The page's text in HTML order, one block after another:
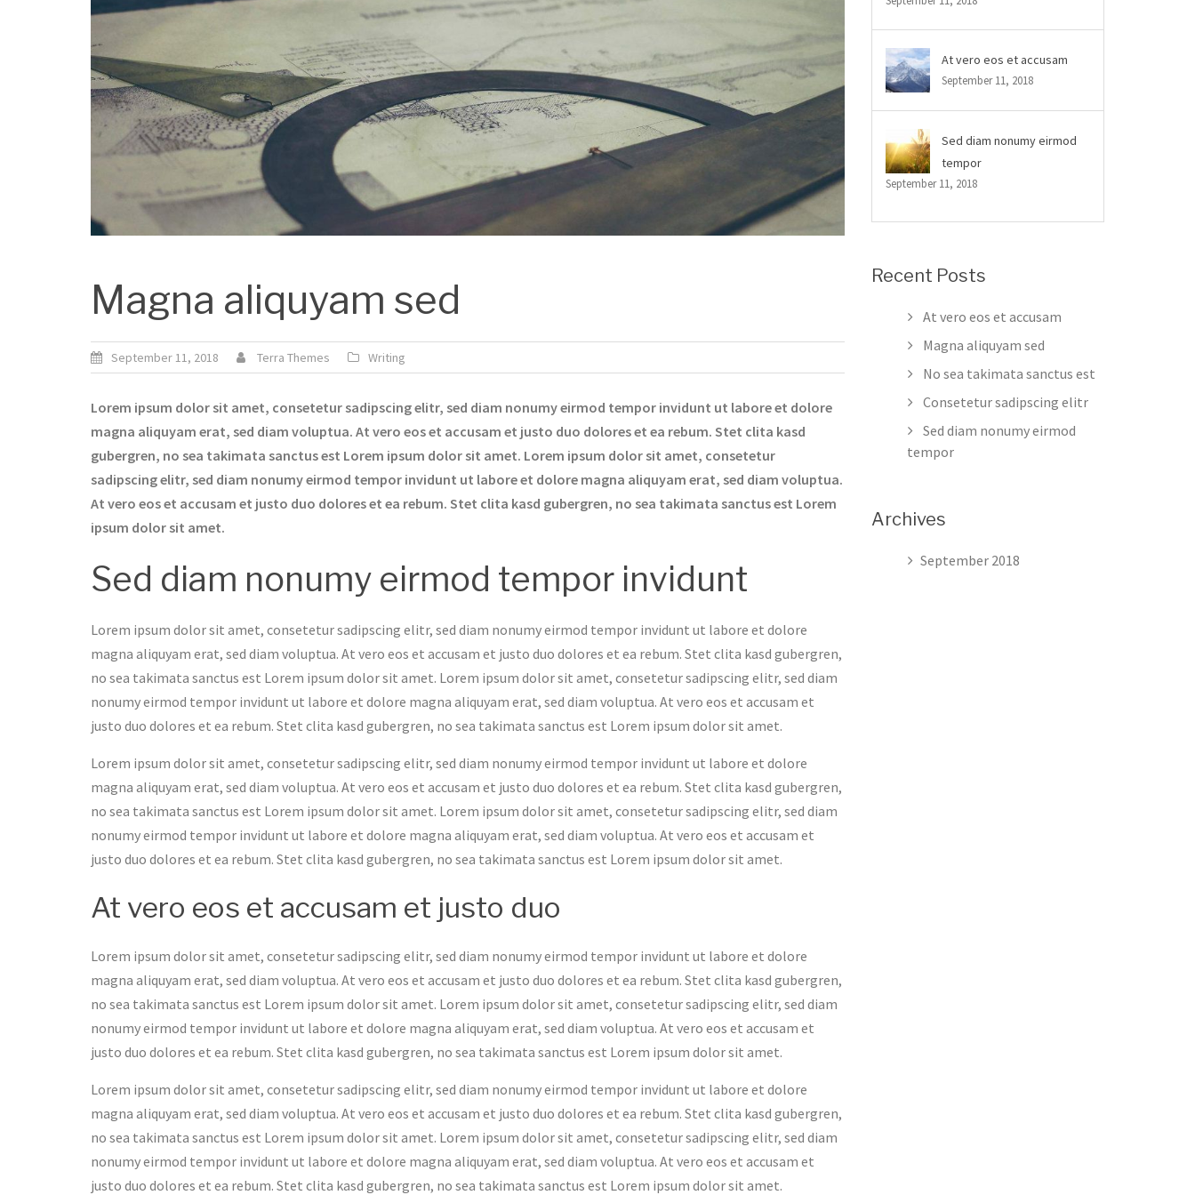
Magna aliquyam sed
September 11, 2018 Terra Themes Writing
Lorem ipsum dolor sit amet, consetetur sadipscing elitr, sed diam nonumy eirmod tempor invidunt ut labore et dolore
magna aliquyam erat, sed diam voluptua. At vero eos et accusam et justo duo dolores et ea rebum. Stet clita kasd
gubergren, no sea takimata sanctus est Lorem ipsum dolor sit amet. Lorem ipsum dolor sit amet, consetetur
sadipscing elitr, sed diam nonumy eirmod tempor invidunt ut labore et dolore magna aliquyam erat, sed diam voluptua.
At vero eos et accusam et justo duo dolores et ea rebum. Stet clita kasd gubergren, no sea takimata sanctus est Lorem
ipsum dolor sit amet.
Sed diam nonumy eirmod tempor invidunt
Lorem ipsum dolor sit amet, consetetur sadipscing elitr, sed diam nonumy eirmod tempor invidunt ut labore et dolore
magna aliquyam erat, sed diam voluptua. At vero eos et accusam et justo duo dolores et ea rebum. Stet clita kasd gubergren,
no sea takimata sanctus est Lorem ipsum dolor sit amet. Lorem ipsum dolor sit amet, consetetur sadipscing elitr, sed diam
nonumy eirmod tempor invidunt ut labore et dolore magna aliquyam erat, sed diam voluptua. At vero eos et accusam et
justo duo dolores et ea rebum. Stet clita kasd gubergren, no sea takimata sanctus est Lorem ipsum dolor sit amet.
Lorem ipsum dolor sit amet, consetetur sadipscing elitr, sed diam nonumy eirmod tempor invidunt ut labore et dolore
magna aliquyam erat, sed diam voluptua. At vero eos et accusam et justo duo dolores et ea rebum. Stet clita kasd gubergren,
no sea takimata sanctus est Lorem ipsum dolor sit amet. Lorem ipsum dolor sit amet, consetetur sadipscing elitr, sed diam
nonumy eirmod tempor invidunt ut labore et dolore magna aliquyam erat, sed diam voluptua. At vero eos et accusam et
justo duo dolores et ea rebum. Stet clita kasd gubergren, no sea takimata sanctus est Lorem ipsum dolor sit amet.
At vero eos et accusam et justo duo
Lorem ipsum dolor sit amet, consetetur sadipscing elitr, sed diam nonumy eirmod tempor invidunt ut labore et dolore
magna aliquyam erat, sed diam voluptua. At vero eos et accusam et justo duo dolores et ea rebum. Stet clita kasd gubergren,
no sea takimata sanctus est Lorem ipsum dolor sit amet. Lorem ipsum dolor sit amet, consetetur sadipscing elitr, sed diam
nonumy eirmod tempor invidunt ut labore et dolore magna aliquyam erat, sed diam voluptua. At vero eos et accusam et
justo duo dolores et ea rebum. Stet clita kasd gubergren, no sea takimata sanctus est Lorem ipsum dolor sit amet.
Lorem ipsum dolor sit amet, consetetur sadipscing elitr, sed diam nonumy eirmod tempor invidunt ut labore et dolore
magna aliquyam erat, sed diam voluptua. At vero eos et accusam et justo duo dolores et ea rebum. Stet clita kasd gubergren,
no sea takimata sanctus est Lorem ipsum dolor sit amet. Lorem ipsum dolor sit amet, consetetur sadipscing elitr, sed diam
nonumy eirmod tempor invidunt ut labore et dolore magna aliquyam erat, sed diam voluptua. At vero eos et accusam et
justo duo dolores et ea rebum. Stet clita kasd gubergren, no sea takimata sanctus est Lorem ipsum dolor sit amet.
At vero eos et accusam
September 11, 2018
Sed diam nonumy eirmod
tempor
September 11, 2018
Recent Posts
At vero eos et accusam
Magna aliquyam sed
No sea takimata sanctus est
Consetetur sadipscing elitr
Sed diam nonumy eirmod
tempor
Archives
September 2018